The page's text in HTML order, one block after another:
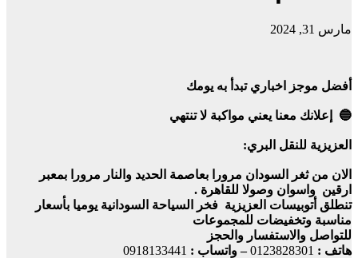
مارس 31, 2024
أفضل موجز اخباري تبدأ به يومك
🔵 إعلانك معنا يعني مواكبة لا تنتهي
العزيزية للنقل البري:
الان من ثغر السودان مرورا بعاصمة الحديد والنار مرورا بمعبر
ارقين واسوان وصولا للقاهرة .
تنطلق أتوبيسات العزيزية فخر السياحة السودانية يوميا بأسعار
مناسبة وتخفيضات للمجموعات
للتواصل والاستفسار والحجز
هاتف : 0123828301– واتساب : 0918133441